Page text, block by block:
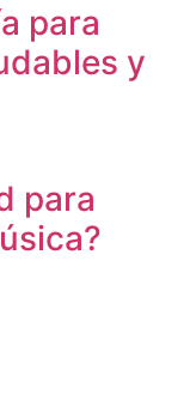
para
y
para